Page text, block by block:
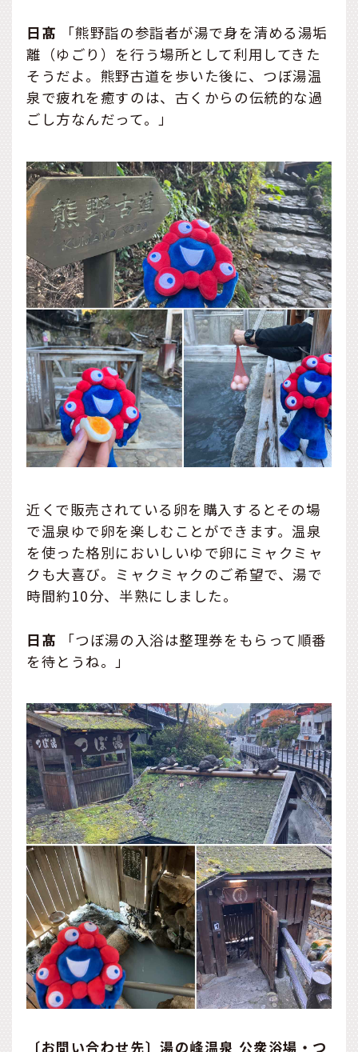
日髙 「熊野詣の参詣者が湯で身を清める湯垢
離（ゆごり）を行う場所として利用してきた
そうだよ。熊野古道を歩いた後に、つぼ湯温
泉で疲れを癒すのは、古くからの伝統的な過
ごし方なんだって。」
近くで販売されている卵を購入するとその場
で温泉ゆで卵を楽しむことができます。温泉
を使った格別においしいゆで卵にミャクミャ
クも大喜び。ミャクミャクのご希望で、湯で
時間約10分、半熟にしました。
日髙 「つぼ湯の入浴は整理券をもらって順番
を待とうね。」
〔お問い合わせ先〕湯の峰温泉 公衆浴場・つ